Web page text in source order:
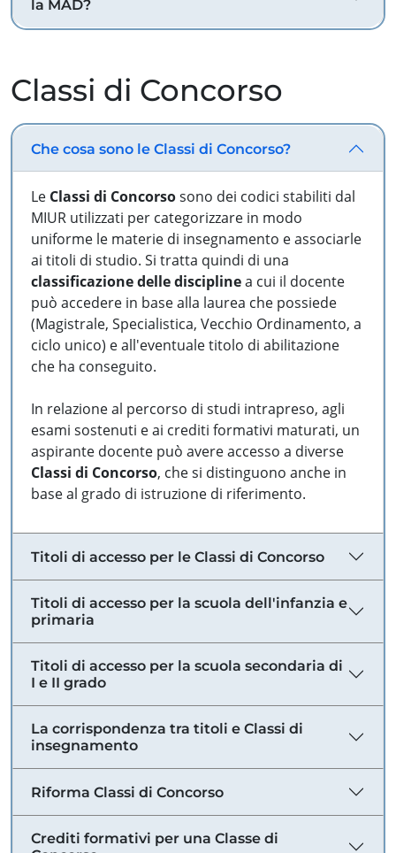
la MAD?
Classi di Concorso
Che cosa sono le Classi di Concorso?
Le Classi di Concorsosono dei codici stabiliti dal
MIUR utilizzati per categorizzare in modo
uniforme le materie di insegnamento e associarle
ai titoli di studio. Si tratta quindi di una
classificazione delle disciplinea cui il docente
può accedere in base alla laurea che possiede
(Magistrale, Specialistica, Vecchio Ordinamento, a
ciclo unico) e all'eventuale titolo di abilitazione
che ha conseguito.
In relazione al percorso di studi intrapreso, agli
esami sostenuti e ai crediti formativi maturati, un
aspirante docente può avere accesso a diverse
Classi di Concorso, che si distinguono anche in
base al grado di istruzione di riferimento.
Titoli di accesso per le Classi di Concorso
Titoli di accesso per la scuola dell'infanzia e
primaria
Titoli di accesso per la scuola secondaria di
I e II grado
La corrispondenza tra titoli e Classi di
insegnamento
Riforma Classi di Concorso
Crediti formativi per una Classe di